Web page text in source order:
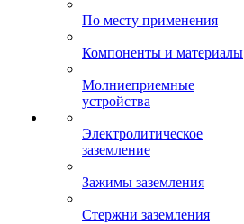
По месту применения
Компоненты и материалы
Молниеприемные
устройства
Электролитическое
заземление
Зажимы заземления
Стержни заземления